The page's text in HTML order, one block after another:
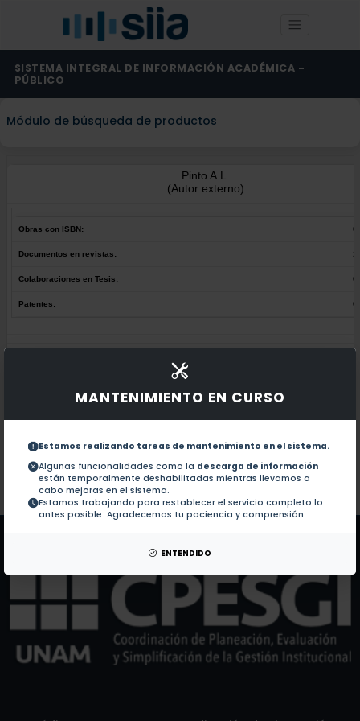
MANTENIMIENTO EN CURSO
Estamos realizando tareas de mantenimiento en el sistema.
Algunas funcionalidades como la descarga de información
están temporalmente deshabilitadas mientras llevamos a
cabo mejoras en el sistema.
Estamos trabajando para restablecer el servicio completo lo
antes posible. Agradecemos tu paciencia y comprensión.
ENTENDIDO
SISTEMA INTEGRAL DE INFORMACIÓN ACADÉMICA -
PÚBLICO
Módulo de búsqueda de productos
Pinto A.L.
(Autor externo)
Obras con ISBN: 0
Documentos en revistas:
Colaboraciones en Tesis: 0
Patentes: 0
Colaboraciones en Tesis: No hay tesis de este autor.
Patentes: No hay patentes de este autor.